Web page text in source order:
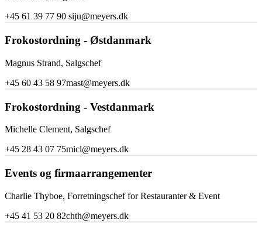
+45 61 39 77 90 siju@meyers.dk
Frokostordning - Østdanmark
Magnus Strand, Salgschef
+45 60 43 58 97mast@meyers.dk
Frokostordning - Vestdanmark
Michelle Clement, Salgschef
+45 28 43 07 75micl@meyers.dk
Events og firmaarrangementer
Charlie Thyboe, Forretningschef for Restauranter & Event
+45 41 53 20 82chth@meyers.dk